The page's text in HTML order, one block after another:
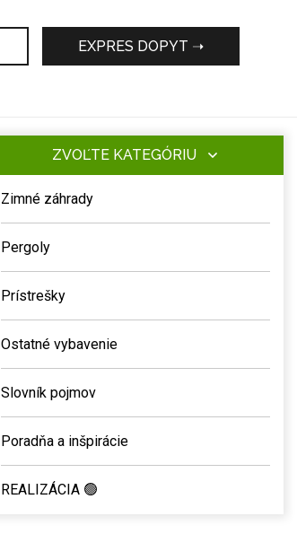
EXPRES DOPYT ➝
ZVOĽTE KATEGÓRIU
Zimné záhrady
Pergoly
Prístrešky
Ostatné vybavenie
Slovník pojmov
Poradňa a inšpirácie
REALIZÁCIA 🟢